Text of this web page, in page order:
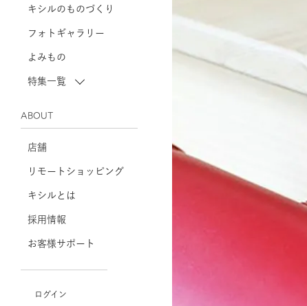
キシルのものづくり
フォトギャラリー
よみもの
特集一覧
ABOUT
店舗
リモートショッピング
キシルとは
採用情報
お客様サポート
ログイン